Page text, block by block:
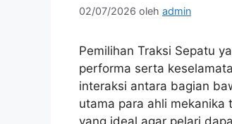
02/07/2026 oleh admin
Pemilihan Traksi Sepatu
performa serta
interaksi antara bagian
utama para ahli